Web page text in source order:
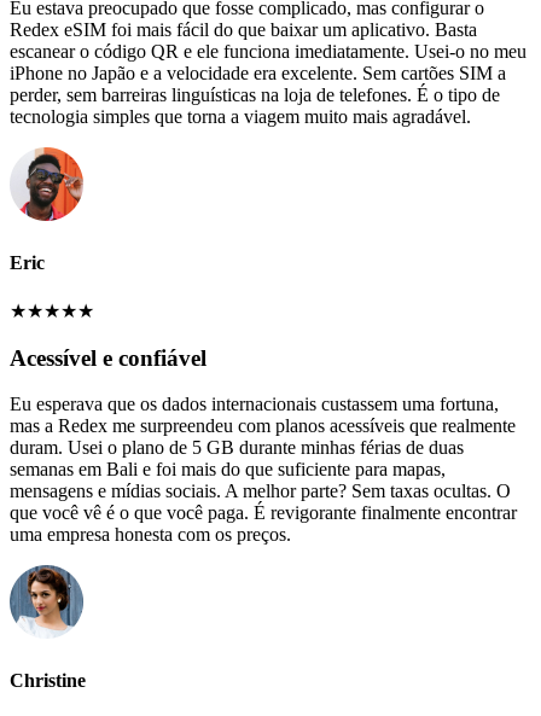
Eu estava preocupado que fosse complicado, mas configurar o
Redex eSIM foi mais fácil do que baixar um aplicativo. Basta
escanear o código QR e ele funciona imediatamente. Usei-o no meu
iPhone no Japão e a velocidade era excelente. Sem cartões SIM a
perder, sem barreiras linguísticas na loja de telefones. É o tipo de
tecnologia simples que torna a viagem muito mais agradável.
Eric
★★★★★
Acessível e confiável
Eu esperava que os dados internacionais custassem uma fortuna,
mas a Redex me surpreendeu com planos acessíveis que realmente
duram. Usei o plano de 5 GB durante minhas férias de duas
semanas em Bali e foi mais do que suficiente para mapas,
mensagens e mídias sociais. A melhor parte? Sem taxas ocultas. O
que você vê é o que você paga. É revigorante finalmente encontrar
uma empresa honesta com os preços.
Christine